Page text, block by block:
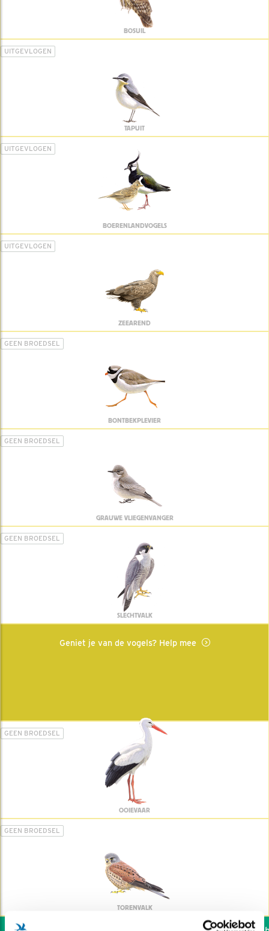
BOSUIL
UITGEVLOGEN
TAPUIT
UITGEVLOGEN
BOERENLANDVOGELS
UITGEVLOGEN
ZEEAREND
GEEN BROEDSEL
BONTBEKPLEVIER
GEEN BROEDSEL
GRAUWE VLIEGENVANGER
GEEN BROEDSEL
SLECHTVALK
Geniet je van de vogels? Help mee
GEEN BROEDSEL
OOIEVAAR
GEEN BROEDSEL
TORENVALK